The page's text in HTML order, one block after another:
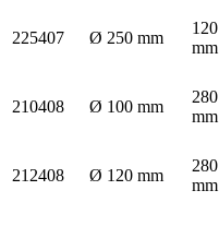
225407 Ø 250 mm
120
mm
210408 Ø 100 mm
280
mm
212408 Ø 120 mm
280
mm